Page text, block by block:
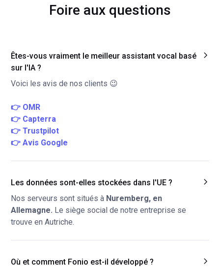
Foire aux questions
Êtes-vous vraiment le meilleur assistant vocal basé
sur l'IA ?
Voici les avis de nos clients 😉
👉 OMR
👉 Capterra
👉 Trustpilot
👉 Avis Google
Les données sont-elles stockées dans l'UE ?
Nos serveurs sont situés à Nuremberg, en
Allemagne. Le siège social de notre entreprise se
trouve en Autriche.
Où et comment Fonio est-il développé ?